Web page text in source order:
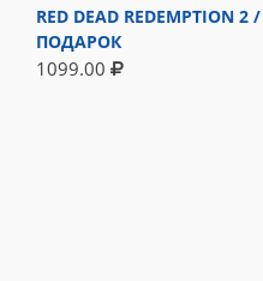
RED DEAD REDEMPTION 2
ПОДАРОК
1099.00